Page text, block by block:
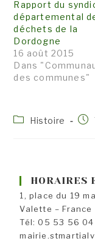
Rapport du
départemental
déchets de la
Dordogne
16 août 2015
Dans
des communes"
PostHistoire
HORAIRES
1, place du 19
Valette – France
Tél: 05 53 56 04